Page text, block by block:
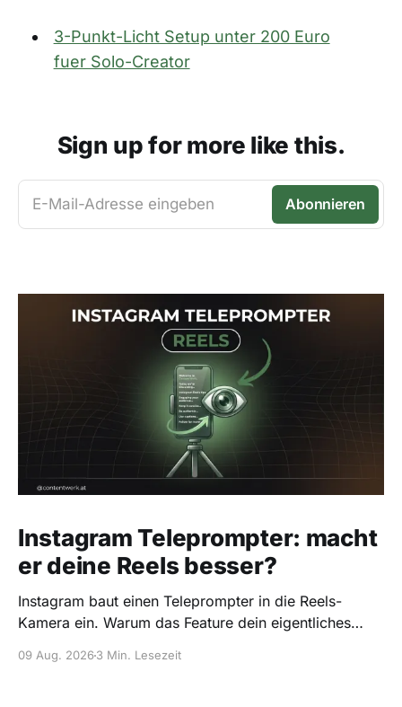
3-Punkt-Licht Setup unter 200 Euro
fuer Solo-Creator
Sign up for more like this.
E-Mail-Adresse eingeben Abonnieren
Instagram Teleprompter: macht
er deine Reels besser?
Instagram baut einen Teleprompter in die Reels-
Kamera ein. Warum das Feature dein eigentliches
nutzt.
09 Aug. 20263 Min. Lesezeit